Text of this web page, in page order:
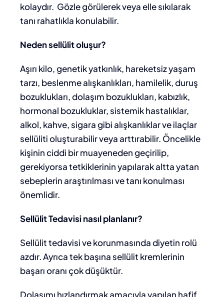
kolaydır. Gözle görülerek veya elle sıkılarak
tanı rahatlıkla konulabilir.
Neden sellülit oluşur?
Aşırı kilo, genetik yatkınlık, hareketsiz yaşam
tarzı, beslenme alışkanlıkları, hamilelik, duruş
bozuklukları, dolaşım bozuklukları, kabızlık,
hormonal bozukluklar, sistemik hastalıklar,
alkol, kahve, sigara gibi alışkanlıklar ve ilaçlar
sellüliti oluşturabilir veya arttırabilir. Öncelikle
kişinin ciddi bir muayeneden geçirilip,
gerekiyorsa tetkiklerinin yapılarak altta yatan
sebeplerin araştırılması ve tanı konulması
önemlidir.
Sellülit Tedavisi nasıl planlanır?
Sellülit tedavisi ve korunmasında diyetin rolü
azdır. Ayrıca tek başına sellülit kremlerinin
başarı oranı çok düşüktür.
Dolaşımı hızlandırmak amacıyla yapılan hafif